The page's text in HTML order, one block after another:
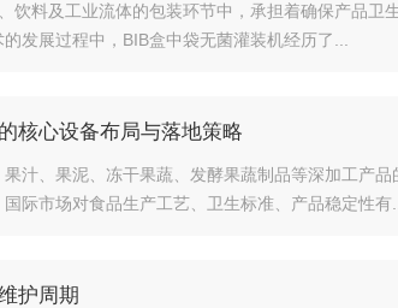
饮料及工业流体的包装环节中，承担着确保产品
发展过程中，BIB盒中袋无菌灌装机经历了...
核心设备布局与落地策略
汁、果泥、冻干果蔬、发酵果蔬制品等深加工产
际市场对食品生产工艺、卫生标准、产品稳定性有...
护周期